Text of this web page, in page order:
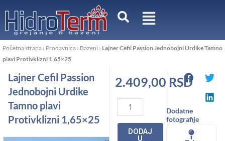
sadržaj
Početna strana › Prodavnica › Bazeni › Lajner Cefil Passion Jednobojni Urdike Tamno
plavi Protivklizni 1,65×25
Lajner Cefil Passion
Jednobojni Urdike
Tamno plavi
Protivklizni 1,65×25
2.409,00 RSD
Lajner
Cefil
Passion
DODAJ
U
Dodatne
fotografije